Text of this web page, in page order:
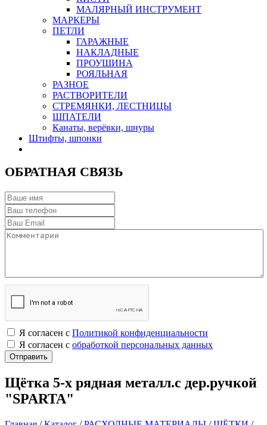
МАЛЯРНЫЙ ИНСТРУМЕНТ
МАРКЕРЫ
ПЕТЛИ
ГАРАЖНЫЕ
НАКЛАДНЫЕ
ПРОУШИНА
РОЯЛЬНАЯ
РАЗНОЕ
РАСТВОРИТЕЛИ
СТРЕМЯНКИ, ЛЕСТНИЦЫ
ШПАТЕЛИ
Канаты, верёвки, шнуры
Штифты, шпонки
ОБРАТНАЯ СВЯЗЬ
Я согласен с Политикой конфиденциальности
Я согласен с обработкой персональных данных
Щётка 5-х рядная металл.с дер.ручкой
"SPARTA"